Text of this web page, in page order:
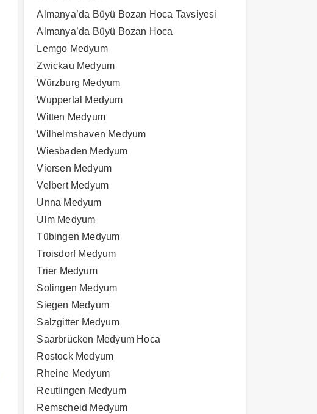
Almanya’da Büyü Bozan Hoca Tavsiyesi
Almanya’da Büyü Bozan Hoca
Lemgo Medyum
Zwickau Medyum
Würzburg Medyum
Wuppertal Medyum
Witten Medyum
Wilhelmshaven Medyum
Wiesbaden Medyum
Viersen Medyum
Velbert Medyum
Unna Medyum
Ulm Medyum
Tübingen Medyum
Troisdorf Medyum
Trier Medyum
Solingen Medyum
Siegen Medyum
Salzgitter Medyum
Saarbrücken Medyum Hoca
Rostock Medyum
Rheine Medyum
Reutlingen Medyum
Remscheid Medyum